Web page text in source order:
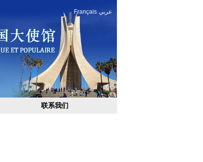
Français عربي
联系我们